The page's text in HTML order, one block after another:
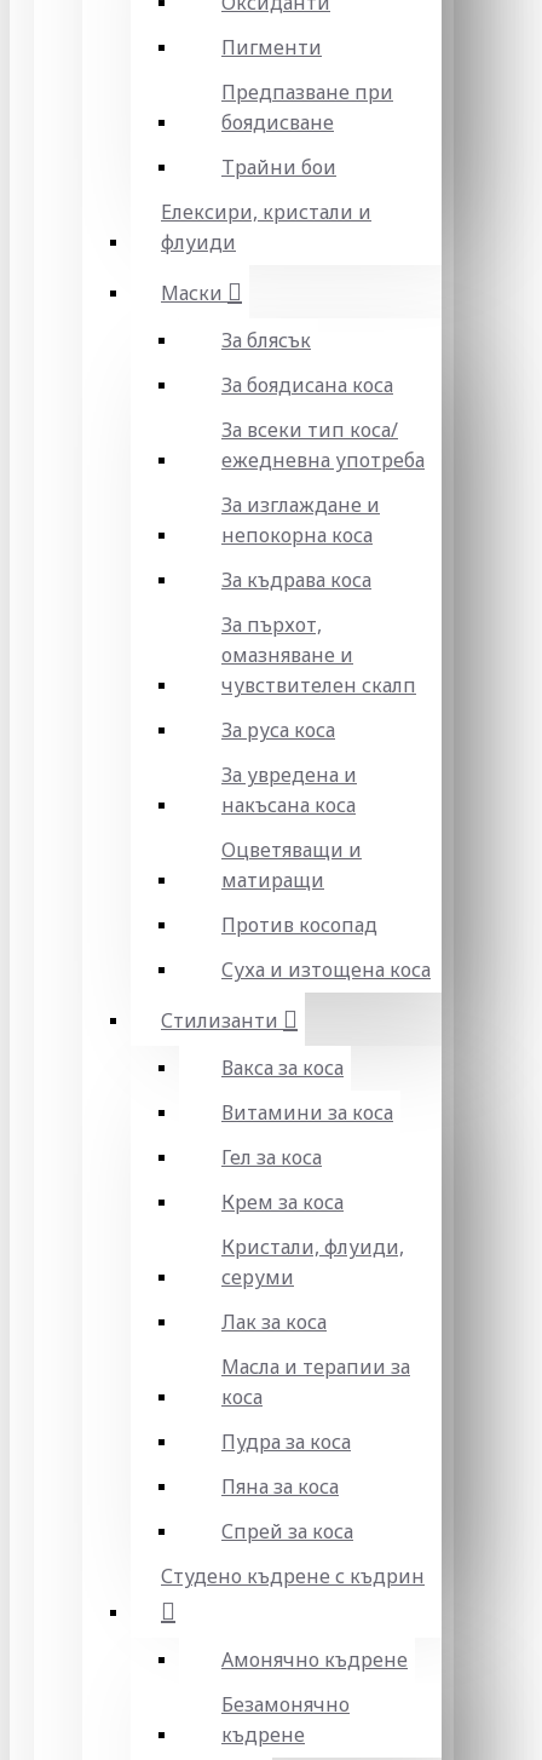
Пигменти
Предпазване при
боядисване
Трайни бои
Елексири, кристали и
флуиди
Маски
За блясък
За боядисана коса
За всеки тип коса/
ежедневна употреба
За изглаждане и
непокорна коса
За къдрава коса
За пърхот,
омазняване и
чувствителен скалп
За руса коса
За увредена и
накъсана коса
Оцветяващи и
матиращи
Против косопад
Суха и изтощена коса
Стилизанти
Вакса за коса
Витамини за коса
Гел за коса
Крем за коса
Кристали, флуиди,
серуми
Лак за коса
Масла и терапии за
коса
Пудра за коса
Пяна за коса
Спрей за коса
Студено къдрене с къдрин
Амонячно къдрене
Безамонячно
къдрене